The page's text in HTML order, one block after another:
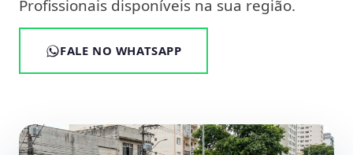
Profissionais disponíveis na sua região.
FALE NO WHATSAPP